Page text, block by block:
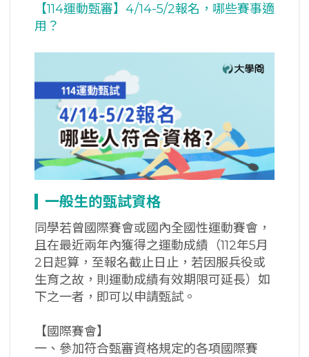
【114運動甄審】4/14-5/2報名，哪些賽事適
用？
一般生的甄試資格
同學若曾國際賽會或國內全國性運動賽會，
且在最近兩年內獲得之運動成績（112年5月
2日起算，至報名截止日止，若因服兵役或
生育之故，則運動成績有效期限可延長）如
下之一者，即可以申請甄試。
【國際賽會】
一、參加符合甄審資格規定的各項國際賽